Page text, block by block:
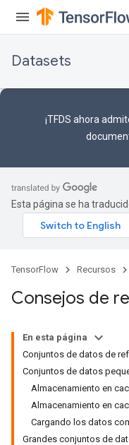
Datasets
¡TFDS ahora
Esta página se ha
TensorFlow Recursos
Consejos de
En esta página
Conjuntos de datos de
Conjuntos de datos
Almacenamiento en
Almacenamiento en
Cargando los datos
Grandes conjuntos de